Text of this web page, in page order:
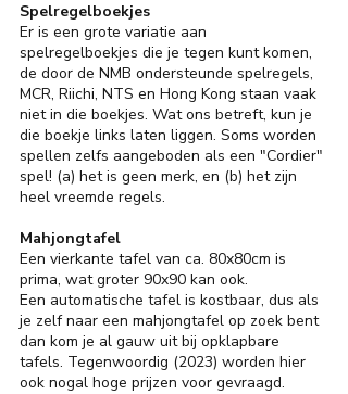
Spelregelboekjes
Er is een grote variatie aan
spelregelboekjes die je tegen kunt komen,
de door de NMB ondersteunde spelregels,
MCR, Riichi, NTS en Hong Kong staan vaak
niet in die boekjes. Wat ons betreft, kun je
die boekje links laten liggen. Soms worden
spellen zelfs aangeboden als een "Cordier"
spel! (a) het is geen merk, en (b) het zijn
heel vreemde regels.
Mahjongtafel
Een vierkante tafel van ca. 80x80cm is
prima, wat groter 90x90 kan ook.
Een automatische tafel is kostbaar, dus als
je zelf naar een mahjongtafel op zoek bent
dan kom je al gauw uit bij opklapbare
tafels. Tegenwoordig (2023) worden hier
ook nogal hoge prijzen voor gevraagd.